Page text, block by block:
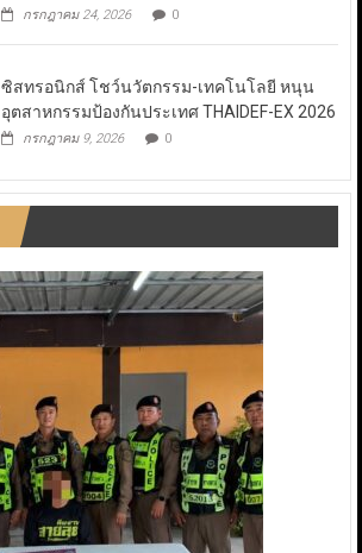
กรกฎาคม 24, 2026 0
ซิสทรอนิกส์ โชว์นวัตกรรม-เทคโนโลยี หนุน
อุตสาหกรรมป้องกันประเทศ THAIDEF-EX 2026
กรกฎาคม 9, 2026 0